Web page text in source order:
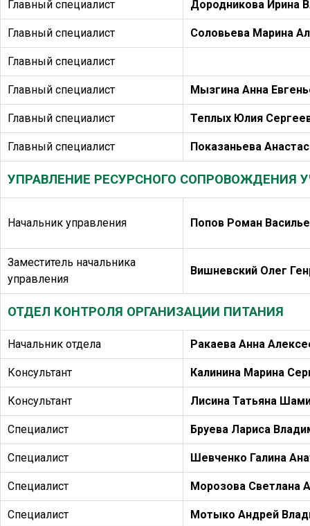
Главный специалист Дородникова Ирина
Главный специалист Соловьева Марина
Главный специалист
Главный специалист Мызгина Анна
Главный специалист Теплых Юлия
Главный специалист Показаньева
УПРАВЛЕНИЕ РЕСУРСНОГО СОПРОВОЖДЕНИЯ
Начальник управления Попов Роман
Заместитель начальника
управления
Вишневский Олег
ОТДЕЛ КОНТРОЛЯ ОРГАНИЗАЦИИ ПИТАНИЯ
Начальник отдела Ракаева Анна
Консультант Калинина Марина
Консультант Лисина Татьяна
Специалист Бруева Лариса
Специалист Шевченко Галина
Специалист Морозова Светлана
Специалист Мотыко Андрей